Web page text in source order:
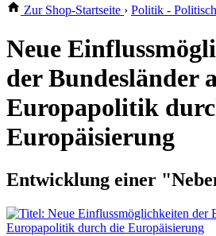
Zur Shop-Startseite › Politik -
Neue
der Bundesländer
Europapolitik
Europäisierung
Entwicklung einer